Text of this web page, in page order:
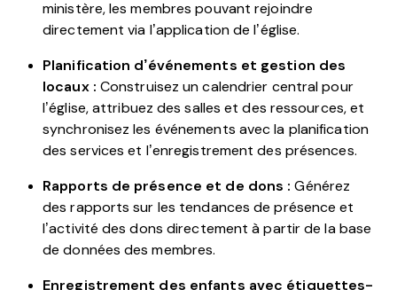
ministère, les membres pouvant rejoindre
directement via l’application de l’église.
Planification d’événements et gestion des
locaux : Construisez un calendrier central pour
l’église, attribuez des salles et des ressources, et
synchronisez les événements avec la planification
des services et l’enregistrement des présences.
Rapports de présence et de dons : Générez
des rapports sur les tendances de présence et
l’activité des dons directement à partir de la base
de données des membres.
Enregistrement des enfants avec étiquettes-